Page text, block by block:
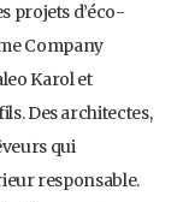
projets d’éco-
Company
Karol et
Des architectes,
qui
responsable.